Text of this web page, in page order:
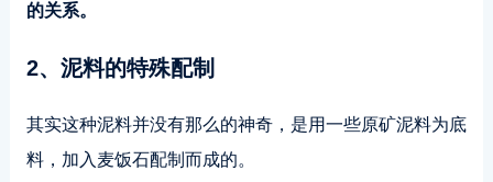
的关系。
2、泥料的特殊配制
其实这种泥料并没有那么的神奇，是用一些原矿泥料为底
料，加入麦饭石配制而成的。